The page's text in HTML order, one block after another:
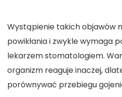
Wystąpienie takich objawów
powikłania i zwykle wymaga
lekarzem stomatologiem.
organizm reaguje inaczej,
porównywać przebiegu